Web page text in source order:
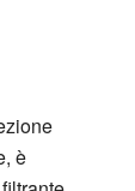
è